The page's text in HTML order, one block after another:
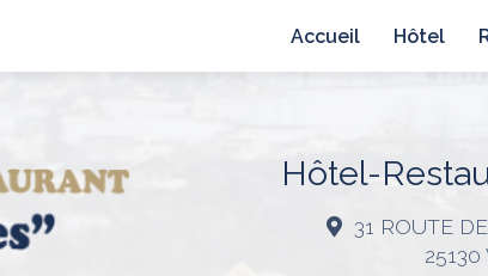
Accueil
Hôtel
Hôtel-
31 ROUTE